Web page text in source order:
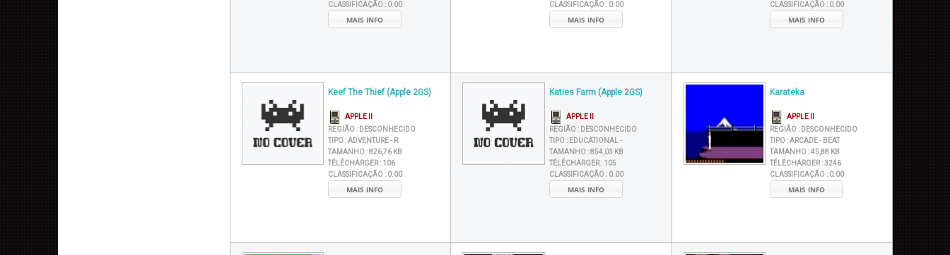
CLASSIFICAÇÃO : 0.00
MAIS INFO
CLASSIFICAÇÃO : 0.00
MAIS INFO
CLASSIFICAÇÃO : 0.00
MAIS INFO
Keef The Thief (Apple 2GS)
APPLE II
REGIÃO : DESCONHECIDO
TIPO :ADVENTURE - R
TAMANHO :826,76 KB
TÉLÉCHARGER : 106
CLASSIFICAÇÃO : 0.00
MAIS INFO
Katies Farm (Apple 2GS)
APPLE II
REGIÃO : DESCONHECIDO
TIPO : EDUCATIONAL -
TAMANHO :854,03 KB
TÉLÉCHARGER : 105
CLASSIFICAÇÃO : 0.00
MAIS INFO
Karateka
APPLE II
REGIÃO : DESCONHECIDO
TIPO :ARCADE - BEAT
TAMANHO :45,88 KB
TÉLÉCHARGER :3246
CLASSIFICAÇÃO : 0.00
MAIS INFO